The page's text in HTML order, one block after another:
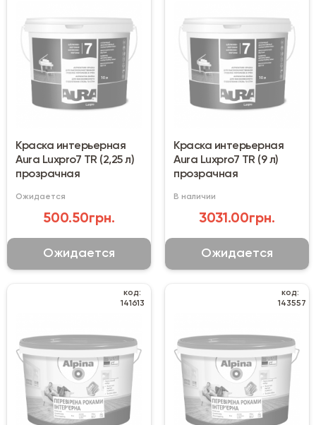
Краска интерьерная
Aura Luxpro7 TR (2,25 л)
прозрачная
Ожидается
500.50грн.
Ожидается
Краска интерьерная
Aura Luxpro7 TR (9 л)
прозрачная
В наличии
3031.00грн.
Ожидается
код:
141613
код:
143557